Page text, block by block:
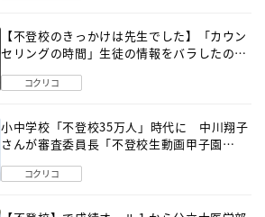
【不登校のきっかけは先生でした】「カウン
セリングの時間」生徒の情報をバラしたの
コクリコ
小中学校「不登校35万人」時代に 中川翔子
さんが審査委員長「不登校生動画甲子園
コクリコ